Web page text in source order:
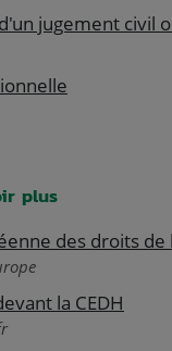
jugement civil
plus
des droits de
la CEDH